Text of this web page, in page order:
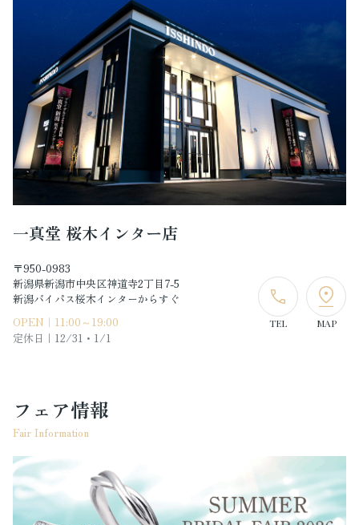
一真堂 桜木インター店
〒950-0983
新潟県新潟市中央区神道寺2丁目7-5
新潟バイパス桜木インターからすぐ
OPEN｜11:00～19:00
定休日｜ 12/31・1/1
TEL MAP
フェア情報
Fair Information